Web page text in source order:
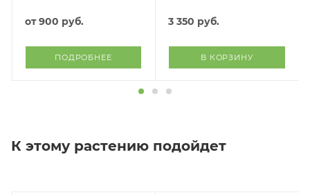
от900 руб.
ПОДРОБНЕЕ
3 350 руб.
В КОРЗИНУ
К этому растению подойдет